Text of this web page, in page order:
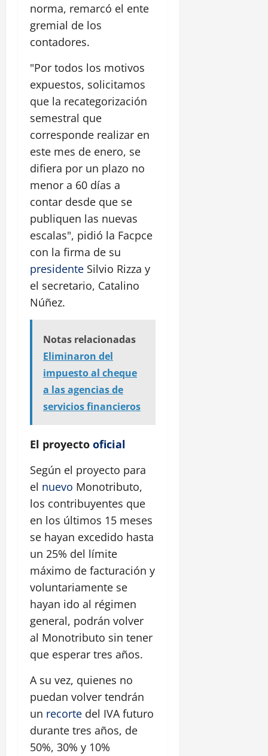
norma, remarcó el ente
gremial de los
contadores.
"Por todos los motivos
expuestos, solicitamos
que la recategorización
semestral que
corresponde realizar en
este mes de enero, se
difiera por un plazo no
menor a 60 días a
contar desde que se
publiquen las nuevas
escalas", pidió la Facpce
con la firma de su
presidente Silvio Rizza y
el secretario, Catalino
Núñez.
Notas relacionadas
Eliminaron del
impuesto al cheque
a las agencias de
servicios financieros
El proyecto oficial
Según el proyecto para
el nuevo Monotributo,
los contribuyentes que
en los últimos 15 meses
se hayan excedido hasta
un 25% del límite
máximo de facturación y
voluntariamente se
hayan ido al régimen
general, podrán volver
al Monotributo sin tener
que esperar tres años.
A su vez, quienes no
puedan volver tendrán
un recorte del IVA futuro
durante tres años, de
50%, 30% y 10%